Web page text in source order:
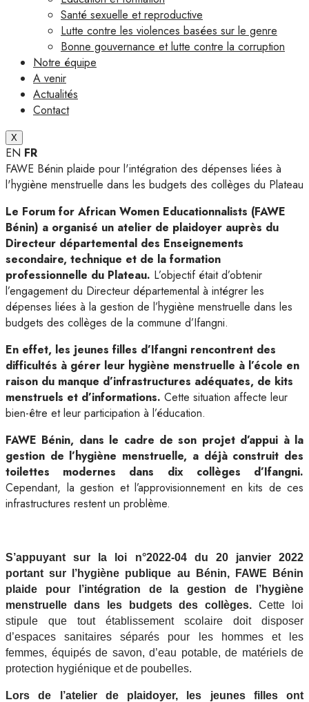
Santé sexuelle et reproductive
Lutte contre les violences basées sur le genre
Bonne gouvernance et lutte contre la corruption
Notre équipe
A venir
Actualités
Contact
X
EN FR
FAWE Bénin plaide pour l'intégration des dépenses liées à
l'hygiène menstruelle dans les budgets des collèges du Plateau
Le Forum for African Women Educationnalists (FAWE
Bénin) a organisé un atelier de plaidoyer auprès du
Directeur départemental des Enseignements
secondaire, technique et de la formation
professionnelle du Plateau. L’objectif était d’obtenir
l’engagement du Directeur départemental à intégrer les
dépenses liées à la gestion de l’hygiène menstruelle dans les
budgets des collèges de la commune d’Ifangni.
En effet, les jeunes filles d’Ifangni rencontrent des
difficultés à gérer leur hygiène menstruelle à l’école en
raison du manque d’infrastructures adéquates, de kits
menstruels et d’informations. Cette situation affecte leur
bien-être et leur participation à l’éducation.
FAWE Bénin, dans le cadre de son projet d’appui à la
gestion de l’hygiène menstruelle, a déjà construit des
toilettes modernes dans dix collèges d’Ifangni.
Cependant, la gestion et l’approvisionnement en kits de ces
infrastructures restent un problème.
S’appuyant sur la loi n°2022-04 du 20 janvier 2022
portant sur l’hygiène publique au Bénin, FAWE Bénin
plaide pour l’intégration de la gestion de l’hygiène
menstruelle dans les budgets des collèges. Cette loi
stipule que tout établissement scolaire doit disposer
d’espaces sanitaires séparés pour les hommes et les
femmes, équipés de savon, d’eau potable, de matériels de
protection hygiénique et de poubelles.
Lors de l’atelier de plaidoyer, les jeunes filles ont